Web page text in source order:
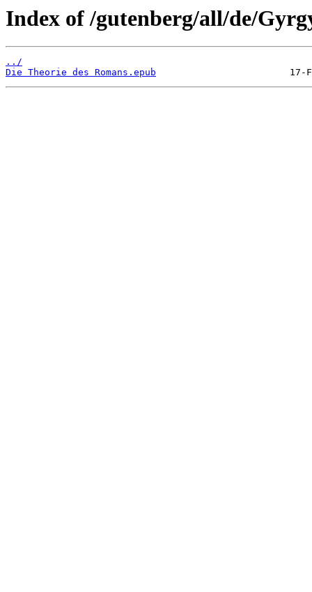
Index of /gutenberg/all/de/
../
Die Theorie des Romans.epub